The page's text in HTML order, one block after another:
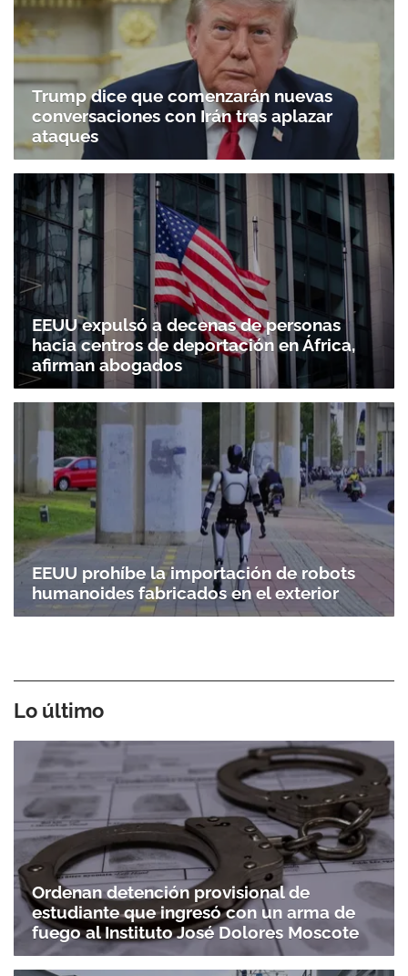
Trump dice que comenzarán nuevas
conversaciones con Irán tras aplazar
ataques
EEUU expulsó a decenas de personas
hacia centros de deportación en África,
afirman abogados
EEUU prohíbe la importación de robots
humanoides fabricados en el exterior
Lo último
Ordenan detención provisional de
estudiante que ingresó con un arma de
fuego al Instituto José Dolores Moscote